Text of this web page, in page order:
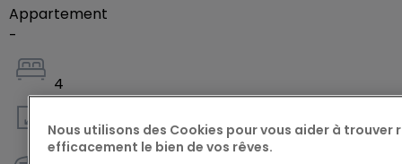
Appartement
-
4
140m²
Nous utilisons des Cookies pour vous aider à trouver
efficacement le bien de vos rêves.